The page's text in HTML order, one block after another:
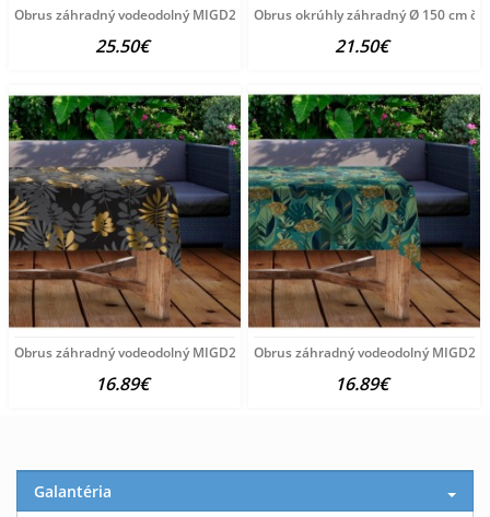
Obrus záhradný vodeodolný MIGD282 kvety 120x160 cm Viacfarebná
25.50€
Obrus okrúhly záhradný Ø 150 cm
21.50€
Obrus záhradný vodeodolný MIGD276 čierny s lístím 140x300
16.89€
Obrus záhradný vodeodolný
16.89€
Galantéria